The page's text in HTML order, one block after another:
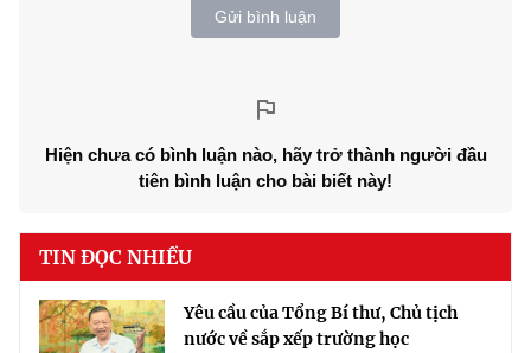
Gửi bình luận
Hiện chưa có bình luận nào, hãy trở thành người đầu
tiên bình luận cho bài biết này!
TIN ĐỌC NHIỀU
Yêu cầu của Tổng Bí thư, Chủ tịch
nước về sắp xếp trường học